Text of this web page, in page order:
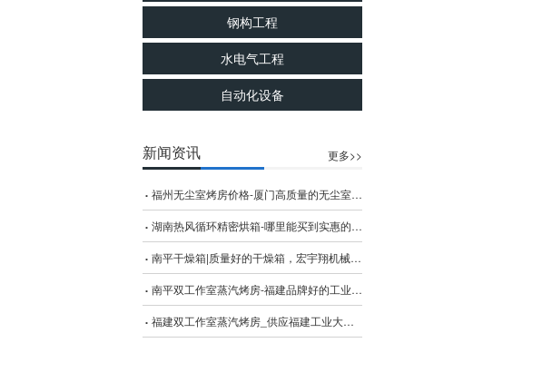
钢构工程
水电气工程
自动化设备
新闻资讯 更多>>
福州无尘室烤房价格-厦门高质量的无尘室烤房_厂家
湖南热风循环精密烘箱-哪里能买到实惠的热风循环精密烘箱
南平干燥箱|质量好的干燥箱，宏宇翔机械设备倾力推荐
南平双工作室蒸汽烤房-福建品牌好的工业大型烤箱供应
福建双工作室蒸汽烤房_供应福建工业大型烤箱质量保证